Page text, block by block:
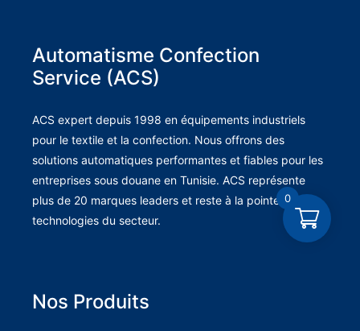
Automatisme Confection
Service (ACS)
ACS expert depuis 1998 en équipements industriels
pour le textile et la confection. Nous offrons des
solutions automatiques performantes et fiables pour les
entreprises sous douane en Tunisie. ACS représente
plus de 20 marques leaders et reste à la pointe des
technologies du secteur.
Nos Produits
0